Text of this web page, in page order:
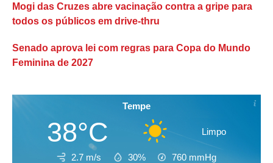
Mogi das Cruzes abre vacinação contra a gripe para
todos os públicos em drive-thru
Senado aprova lei com regras para Copa do Mundo
Feminina de 2027
Tempe
38°C Limpo
2.7 m/s 30% 760 mmHg